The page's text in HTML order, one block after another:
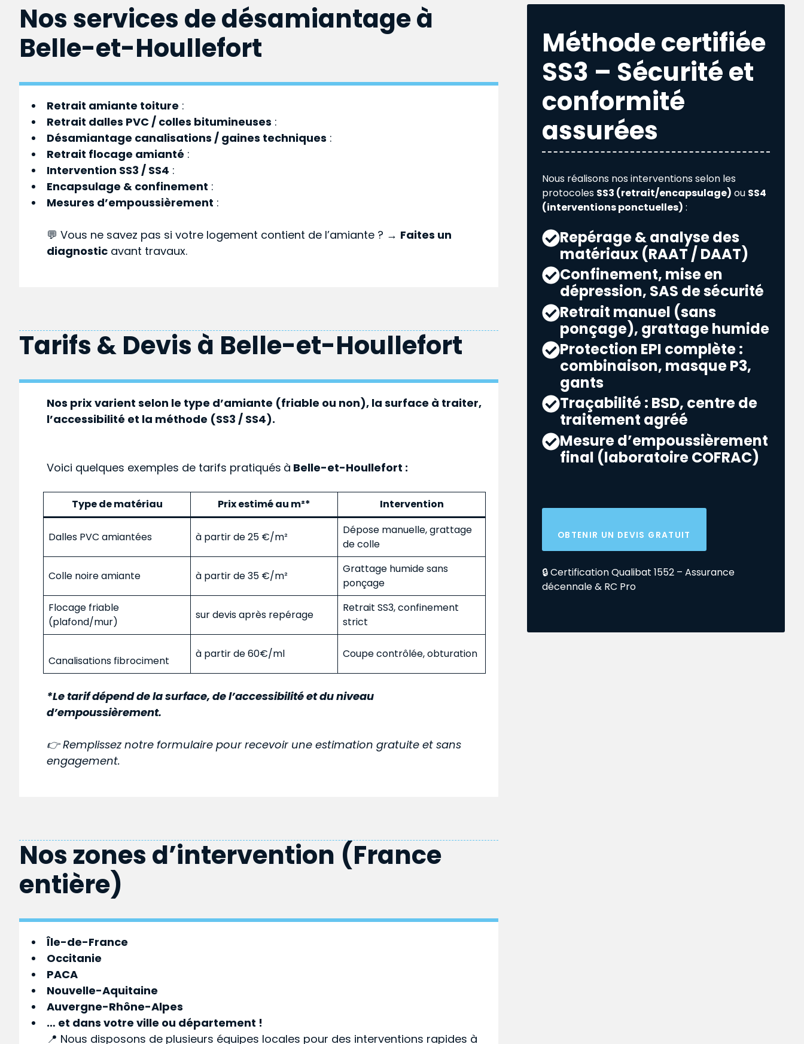
Nos services de désamiantage à
Belle-et-Houllefort
Retrait amiante toiture :
Retrait dalles PVC / colles bitumineuses :
Désamiantage canalisations / gaines techniques :
Retrait flocage amianté :
Intervention SS3 / SS4 :
Encapsulage & confinement :
Mesures d’empoussièrement :
💬 Vous ne savez pas si votre logement contient de l’amiante ? → Faites un
diagnostic avant travaux.
Tarifs & Devis à Belle-et-Houllefort
Nos prix varient selon le type d’amiante (friable ou non), la surface à traiter,
l’accessibilité et la méthode (SS3 / SS4).
Voici quelques exemples de tarifs pratiqués à Belle-et-Houllefort :
Type de matériau Prix estimé au m²* Intervention
Dalles PVC amiantées à partir de 25 €/m²
Dépose manuelle, grattage
de colle
Colle noire amiante à partir de 35 €/m²
Grattage humide sans
ponçage
Flocage friable
(plafond/mur)
sur devis après repérage
Retrait SS3, confinement
strict
Canalisations fibrociment
à partir de 60€/ml Coupe contrôlée, obturation
*Le tarif dépend de la surface, de l’accessibilité et du niveau
d’empoussièrement.
👉 Remplissez notre formulaire pour recevoir une estimation gratuite et sans
engagement.
Nos zones d’intervention (France
entière)
Île-de-France
Occitanie
PACA
Nouvelle-Aquitaine
Auvergne-Rhône-Alpes
… et dans votreville ou département !
📍 Nous disposons de plusieurs équipes locales pour des interventions rapides à
Méthode certifiée
SS3 – Sécurité et
conformité
assurées
Nous réalisons nos interventions selon les
protocoles SS3 (retrait/encapsulage) ou SS4
(interventions ponctuelles) :
Repérage & analyse des
matériaux (RAAT / DAAT)
Confinement, mise en
dépression, SAS de sécurité
Retrait manuel (sans
ponçage), grattage humide
Protection EPI complète :
combinaison, masque P3,
gants
Traçabilité : BSD, centre de
traitement agréé
Mesure d’empoussièrement
final (laboratoire COFRAC)
OBTENIR UN DEVIS GRATUIT
🔒 Certification Qualibat 1552 – Assurance
décennale & RC Pro